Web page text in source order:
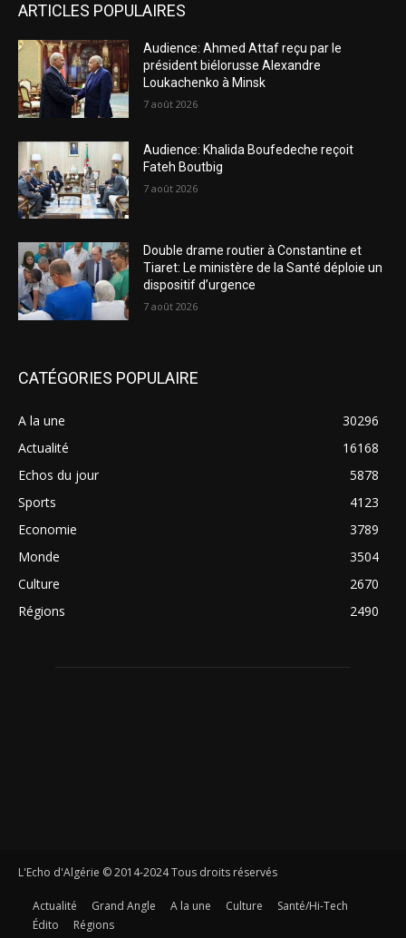
ARTICLES POPULAIRES
Audience: Ahmed Attaf reçu par le
président biélorusse Alexandre
Loukachenko à Minsk
7 août 2026
Audience: Khalida Boufedeche reçoit
Fateh Boutbig
7 août 2026
Double drame routier à Constantine et
Tiaret: Le ministère de la Santé déploie un
dispositif d’urgence
7 août 2026
CATÉGORIES POPULAIRE
A la une
30296
Actualité
16168
Echos du jour
5878
Sports
4123
Economie
3789
Monde
3504
Culture
2670
Régions
2490
L'Echo d'Algérie © 2014-2024 Tous droits réservés
Actualité Grand Angle A la une Culture
Santé/Hi-Tech
Édito
Régions